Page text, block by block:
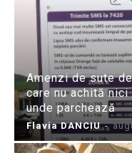
Amenzi de sute
care nu achită
unde parchează
Flavia DANCIU -